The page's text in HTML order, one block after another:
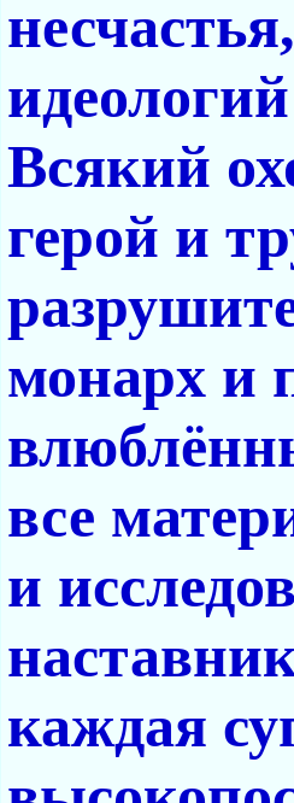
Всякий
герой и
монарх и
все
и
каждая